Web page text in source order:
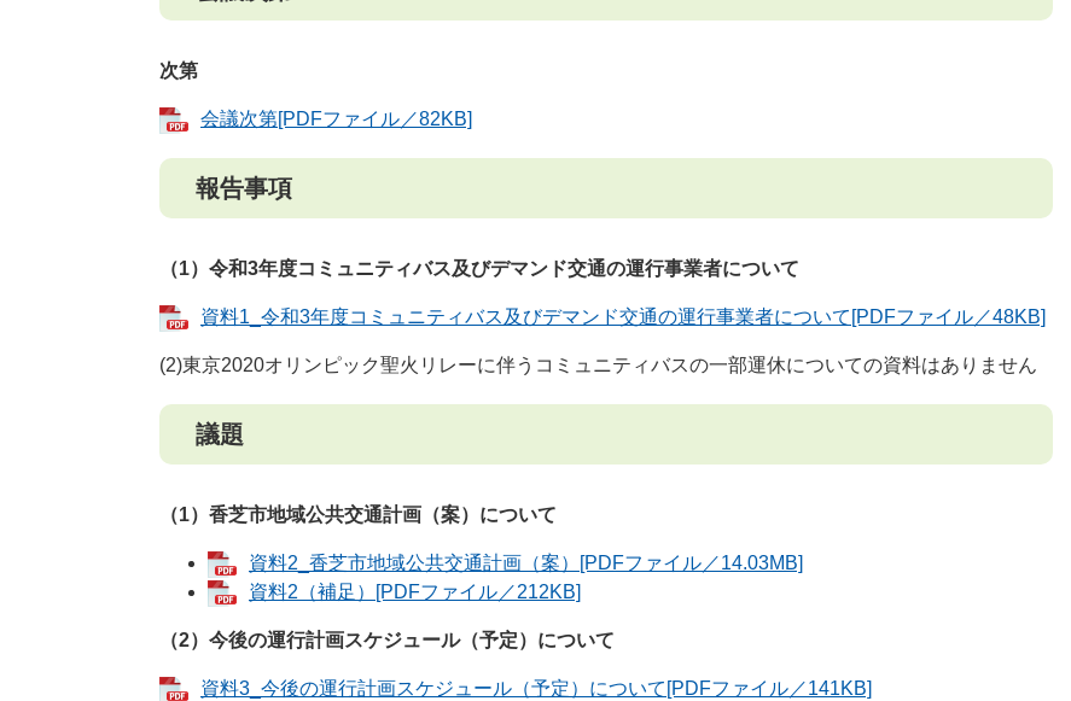
次第
会議次第[PDFファイル／82KB]
報告事項
（1）令和3年度コミュニティバス及びデマンド交通の運行事業者について
資料1_令和3年度コミュニティバス及びデマンド交通の運行事業者について[PDFファイル／48KB]
(2)東京2020オリンピック聖火リレーに伴うコミュニティバスの一部運休についての資料はありません
議題
（1）香芝市地域公共交通計画（案）について
資料2_香芝市地域公共交通計画（案）[PDFファイル／14.03MB]
資料2（補足）[PDFファイル／212KB]
（2）今後の運行計画スケジュール（予定）について
資料3_今後の運行計画スケジュール（予定）について[PDFファイル／141KB]